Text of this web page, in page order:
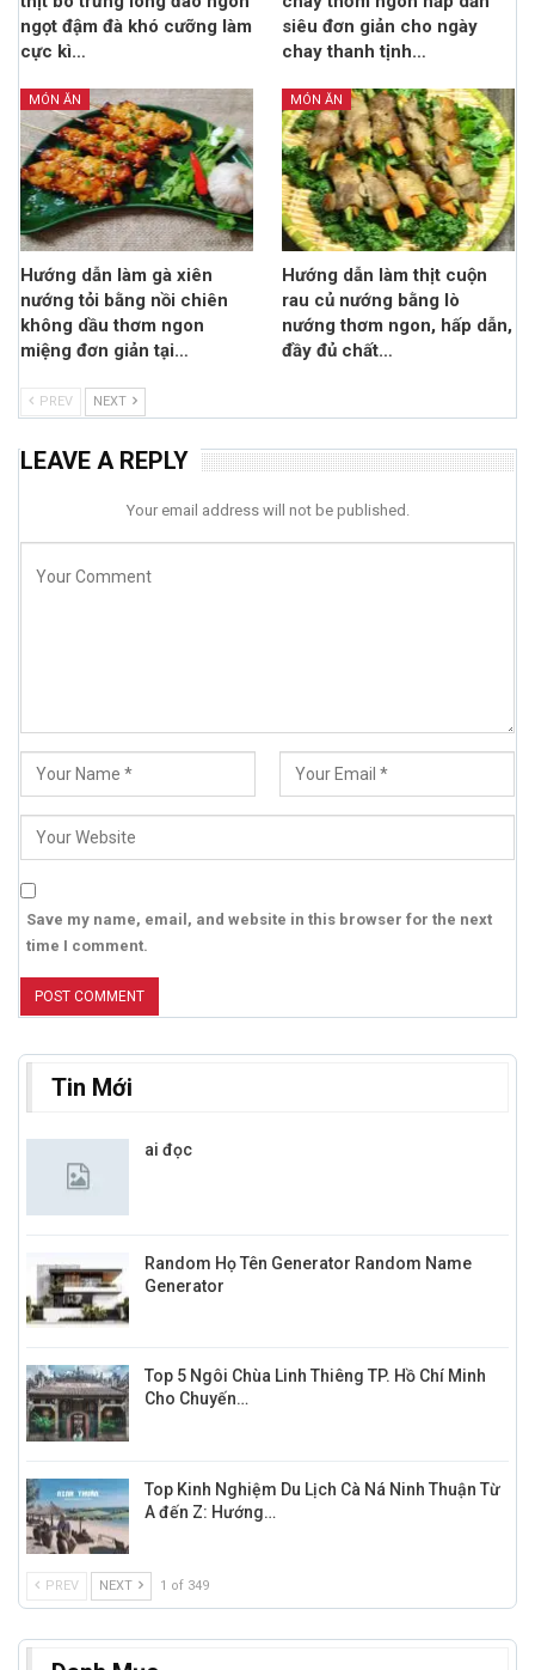
ngọt đậm đà khó cưỡng làm
cực kì…
siêu đơn giản cho ngày
chay thanh tịnh…
MÓN ĂN
Hướng dẫn làm gà xiên
nướng tỏi bằng nồi chiên
không dầu thơm ngon
miệng đơn giản tại…
MÓN ĂN
Hướng dẫn làm thịt cuộn
rau củ nướng bằng lò
nướng thơm ngon, hấp dẫn,
đầy đủ chất…
PREV NEXT
LEAVE A REPLY
Your email address will not be published.
Save my name, email, and website in this browser for the next
time I comment.
Tin Mới
ai đọc
Random Họ Tên Generator Random Name
Generator
Top 5 Ngôi Chùa Linh Thiêng TP. Hồ Chí Minh
Cho Chuyến…
Top Kinh Nghiệm Du Lịch Cà Ná Ninh Thuận Từ
A đến Z: Hướng…
PREV NEXT 1 of 349